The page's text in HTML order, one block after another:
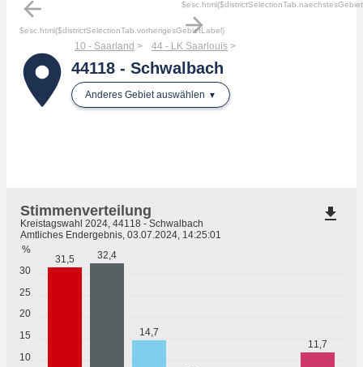
arrow_back
$esc.html($districtSelectionTab.vorherigesGebietLabel)
arrow_forward
place
10 - Saarland 44 - LK Saarlouis
44118 - Schwalbach
Anderes Gebiet auswählen
10
15
20
25
30
%
31,5 32,4
14,7
11,7
Stimmenverteilung
Kreistagswahl 2024, 44118 - Schwalbach
Amtliches Endergebnis, 03.07.2024, 14:25:01
file_download